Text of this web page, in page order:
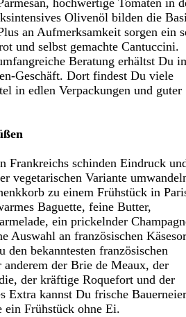
Olivenöl bilden die
an Aufmerksamkeit sorgen ein
und selbst gemachte Cantuccini.
Beratung erhältst Du
Geschäft. Dort findest Du viele
in edlen Verpackungen und guter
Frankreichs schinden Eindruck
vegetarischen Variante
zu einem Frühstück in
Baguette, feine Butter,
ein prickelnder
Auswahl an französischen
den bekanntesten französischen
anderem der Brie de Meaux, der
der kräftige Roquefort und der
Extra kannst Du frische Bauerneier
ein Frühstück ohne Ei.